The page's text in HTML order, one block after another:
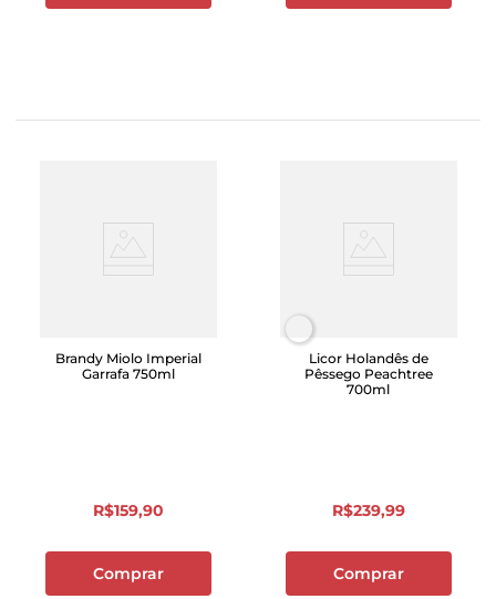
Brandy Miolo Imperial
Garrafa 750ml
R$159,90
Comprar
Licor Holandês de
Pêssego Peachtree
700ml
R$239,99
Comprar